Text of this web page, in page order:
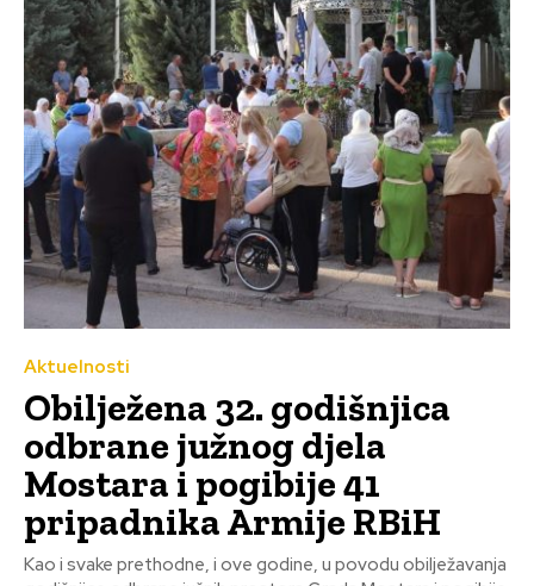
Aktuelnosti
Obilježena 32. godišnjica
odbrane južnog djela
Mostara i pogibije 41
pripadnika Armije RBiH
Kao i svake prethodne, i ove godine, u povodu obilježavanja